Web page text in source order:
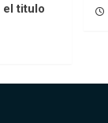
el titulo